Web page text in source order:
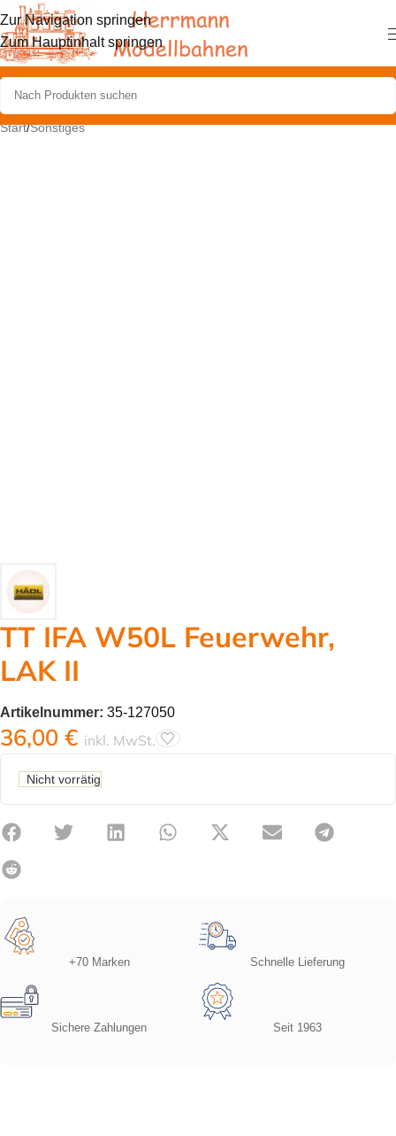
Zur Navigation springen
Zum Hauptinhalt springen
Start/Sonstiges
TT IFA W50L Feuerwehr,
LAK II
Artikelnummer: 35-127050
36,00 € inkl. MwSt.
Nicht vorrätig
+70 Marken Schnelle Lieferung
Sichere Zahlungen Seit 1963